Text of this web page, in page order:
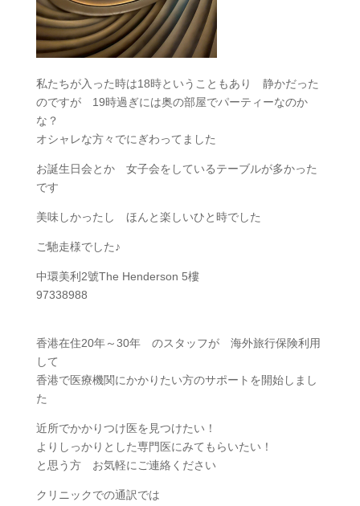
私たちが入った時は18時ということもあり 静かだった
のですが 19時過ぎには奥の部屋でパーティーなのか
な？
オシャレな方々でにぎわってました
お誕生日会とか 女子会をしているテーブルが多かった
です
美味しかったし ほんと楽しいひと時でした
ご馳走様でした♪
中環美利2號The Henderson 5樓
97338988
香港在住20年～30年 のスタッフが 海外旅行保険利用
して
香港で医療機関にかかりたい方のサポートを開始しまし
た
近所でかかりつけ医を見つけたい！
よりしっかりとした専門医にみてもらいたい！
と思う方 お気軽にご連絡ください
クリニックでの通訳では